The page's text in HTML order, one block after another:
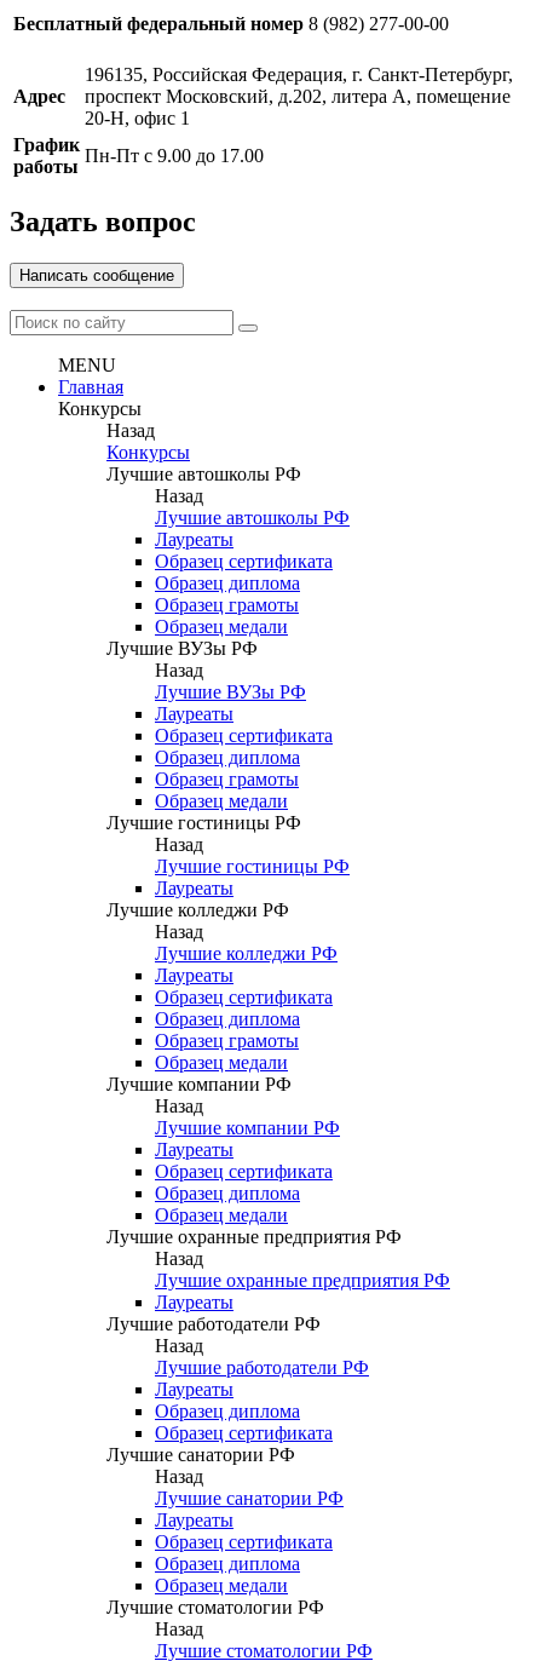
Бесплатный федеральный номер 8 (982) 277-00-00
Адрес
196135, Российская Федерация, г. Санкт-Петербург,
проспект Московский, д.202, литера А, помещение
20-Н, офис 1
График
работы
Пн-Пт с 9.00 до 17.00
Задать вопрос
Написать сообщение
MENU
Главная
Конкурсы
Назад
Конкурсы
Лучшие автошколы РФ
Назад
Лучшие автошколы РФ
Лауреаты
Образец сертификата
Образец диплома
Образец грамоты
Образец медали
Лучшие ВУЗы РФ
Назад
Лучшие ВУЗы РФ
Лауреаты
Образец сертификата
Образец диплома
Образец грамоты
Образец медали
Лучшие гостиницы РФ
Назад
Лучшие гостиницы РФ
Лауреаты
Лучшие колледжи РФ
Назад
Лучшие колледжи РФ
Лауреаты
Образец сертификата
Образец диплома
Образец грамоты
Образец медали
Лучшие компании РФ
Назад
Лучшие компании РФ
Лауреаты
Образец сертификата
Образец диплома
Образец медали
Лучшие охранные предприятия РФ
Назад
Лучшие охранные предприятия РФ
Лауреаты
Лучшие работодатели РФ
Назад
Лучшие работодатели РФ
Лауреаты
Образец диплома
Образец сертификата
Лучшие санатории РФ
Назад
Лучшие санатории РФ
Лауреаты
Образец сертификата
Образец диплома
Образец медали
Лучшие стоматологии РФ
Назад
Лучшие стоматологии РФ